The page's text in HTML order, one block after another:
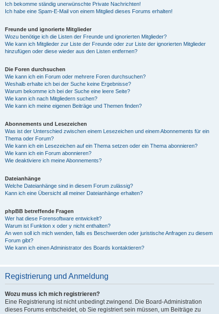
Ich bekomme ständig unerwünschte Private Nachrichten!
Ich habe eine Spam-E-Mail von einem Mitglied dieses Forums erhalten!
Freunde und ignorierte Mitglieder
Wozu benötige ich die Listen der Freunde und ignorierten Mitglieder?
Wie kann ich Mitglieder zur Liste der Freunde oder zur Liste der ignorierten Mitglieder
hinzufügen oder diese wieder aus den Listen entfernen?
Die Foren durchsuchen
Wie kann ich ein Forum oder mehrere Foren durchsuchen?
Weshalb erhalte ich bei der Suche keine Ergebnisse?
Warum bekomme ich bei der Suche eine leere Seite?
Wie kann ich nach Mitgliedern suchen?
Wie kann ich meine eigenen Beiträge und Themen finden?
Abonnements und Lesezeichen
Was ist der Unterschied zwischen einem Lesezeichen und einem Abonnements für ein
Thema oder Forum?
Wie kann ich ein Lesezeichen auf ein Thema setzen oder ein Thema abonnieren?
Wie kann ich ein Forum abonnieren?
Wie deaktiviere ich meine Abonnements?
Dateianhänge
Welche Dateianhänge sind in diesem Forum zulässig?
Kann ich eine Übersicht all meiner Dateianhänge erhalten?
phpBB betreffende Fragen
Wer hat diese Forensoftware entwickelt?
Warum ist Funktion x oder y nicht enthalten?
An wen soll ich mich wenden, falls es Beschwerden oder juristische Anfragen zu diesem
Forum gibt?
Wie kann ich einen Administrator des Boards kontaktieren?
Registrierung und Anmeldung
Wozu muss ich mich registrieren?
Eine Registrierung ist nicht unbedingt zwingend. Die Board-Administration
dieses Forums entscheidet, ob Sie registriert sein müssen, um Beiträge zu